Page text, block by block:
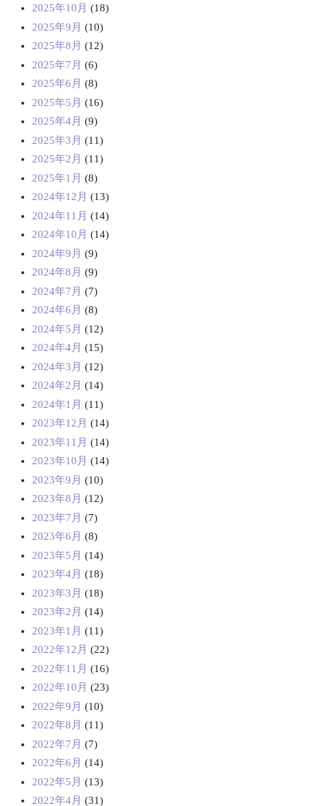
2025年10月 (18)
2025年9月 (10)
2025年8月 (12)
2025年7月 (6)
2025年6月 (8)
2025年5月 (16)
2025年4月 (9)
2025年3月 (11)
2025年2月 (11)
2025年1月 (8)
2024年12月 (13)
2024年11月 (14)
2024年10月 (14)
2024年9月 (9)
2024年8月 (9)
2024年7月 (7)
2024年6月 (8)
2024年5月 (12)
2024年4月 (15)
2024年3月 (12)
2024年2月 (14)
2024年1月 (11)
2023年12月 (14)
2023年11月 (14)
2023年10月 (14)
2023年9月 (10)
2023年8月 (12)
2023年7月 (7)
2023年6月 (8)
2023年5月 (14)
2023年4月 (18)
2023年3月 (18)
2023年2月 (14)
2023年1月 (11)
2022年12月 (22)
2022年11月 (16)
2022年10月 (23)
2022年9月 (10)
2022年8月 (11)
2022年7月 (7)
2022年6月 (14)
2022年5月 (13)
2022年4月 (31)